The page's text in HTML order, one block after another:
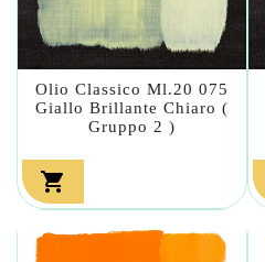
Olio Classico Ml.20 075
Giallo Brillante Chiaro (
Gruppo 2 )
